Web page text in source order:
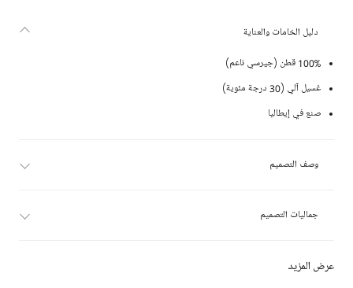
عرض المزيد
دليل الخامات والعناية
100% قطن (جيرسي ناعم)
غسيل آلي (30 درجة مئوية)
صنع في إيطاليا
وصف التصميم
جماليات التصميم